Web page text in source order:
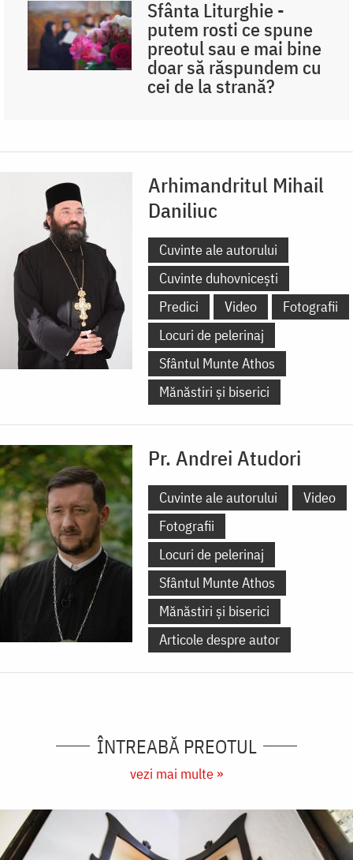
Sfânta Liturghie -
putem rosti ce spune
preotul sau e mai bine
doar să răspundem cu
cei de la strană?
Arhimandritul Mihail
Daniliuc
Cuvinte ale autorului
Cuvinte duhovnicești
Predici
Video
Fotografii
Locuri de pelerinaj
Sfântul Munte Athos
Mănăstiri și biserici
Pr. Andrei Atudori
Cuvinte ale autorului
Video
Fotografii
Locuri de pelerinaj
Sfântul Munte Athos
Mănăstiri și biserici
Articole despre autor
ÎNTREABĂ PREOTUL
vezi mai multe »